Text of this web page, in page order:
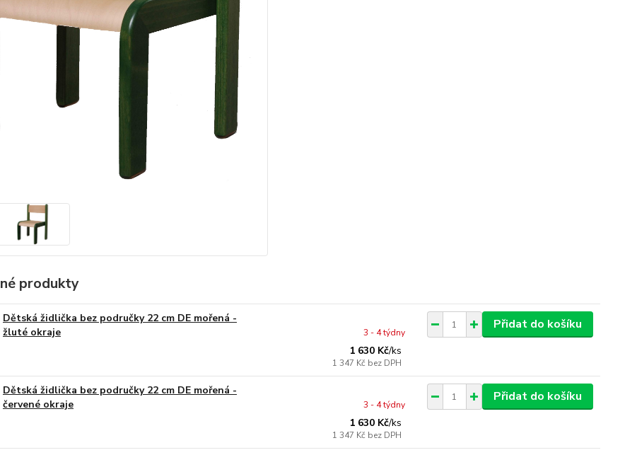
produkty
Dětská židlička bez područky 22 cm DE mořená -
žluté okraje
1 630 Kč/ks
1 347 Kč bez DPH
3 - 4 týdny
Přidat do košíku
Dětská židlička bez područky 22 cm DE mořená -
červené okraje
1 630 Kč/ks
1 347 Kč bez DPH
3 - 4 týdny
Přidat do košíku